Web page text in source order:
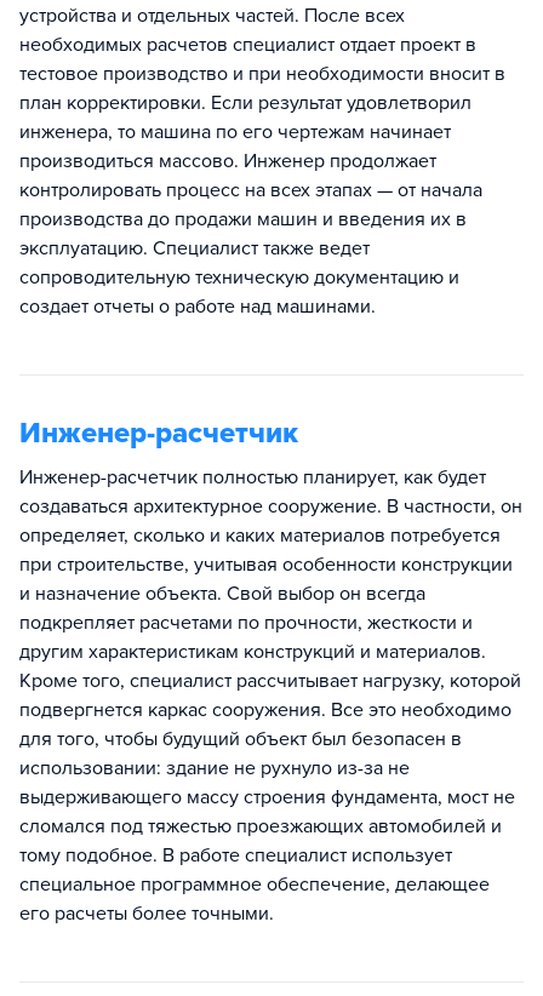
устройства и отдельных частей. После всех
необходимых расчетов специалист отдает проект в
тестовое производство и при необходимости вносит в
план корректировки. Если результат удовлетворил
инженера, то машина по его чертежам начинает
производиться массово. Инженер продолжает
контролировать процесс на всех этапах — от начала
производства до продажи машин и введения их в
эксплуатацию. Специалист также ведет
сопроводительную техническую документацию и
создает отчеты о работе над машинами.
Инженер-расчетчик
Инженер-расчетчик полностью планирует, как будет
создаваться архитектурное сооружение. В частности, он
определяет, сколько и каких материалов потребуется
при строительстве, учитывая особенности конструкции
и назначение объекта. Свой выбор он всегда
подкрепляет расчетами по прочности, жесткости и
другим характеристикам конструкций и материалов.
Кроме того, специалист рассчитывает нагрузку, которой
подвергнется каркас сооружения. Все это необходимо
для того, чтобы будущий объект был безопасен в
использовании: здание не рухнуло из-за не
выдерживающего массу строения фундамента, мост не
сломался под тяжестью проезжающих автомобилей и
тому подобное. В работе специалист использует
специальное программное обеспечение, делающее
его расчеты более точными.